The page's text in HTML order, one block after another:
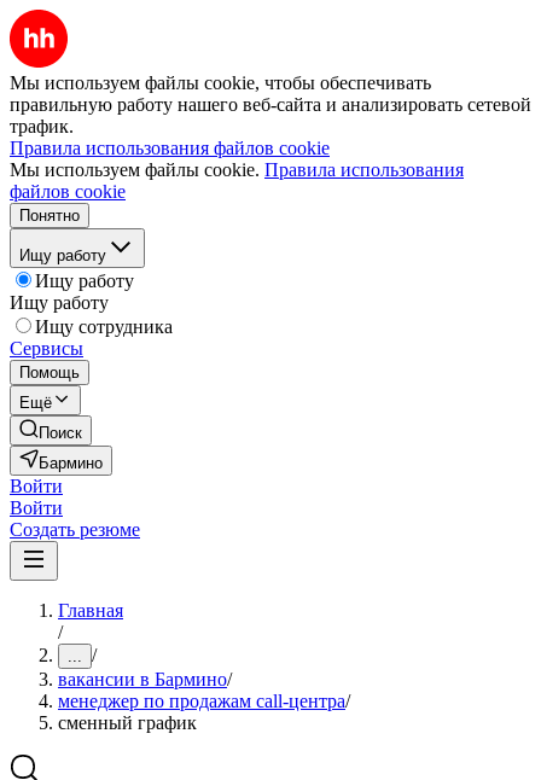
Мы используем файлы cookie, чтобы обеспечивать
правильную работу нашего веб-сайта и анализировать сетевой
трафик.
Правила использования файлов cookie
Мы используем файлы cookie. Правила использования
файлов cookie
Понятно
Ищу работу
Ищу работу
Ищу работу
Ищу сотрудника
Сервисы
Помощь
Ещё
Поиск
Бармино
Войти
Войти
Создать резюме
Главная
/
... /
вакансии в Бармино/
менеджер по продажам call-центра/
сменный график